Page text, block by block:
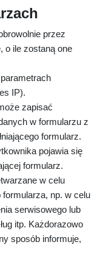
przez
o ile zostaną one
IP).
zapisać
w formularzu z
formularz.
pojawia się
formularz.
w celu
np. w celu
serwisowego lub
itp. Każdorazowo
sposób informuje,